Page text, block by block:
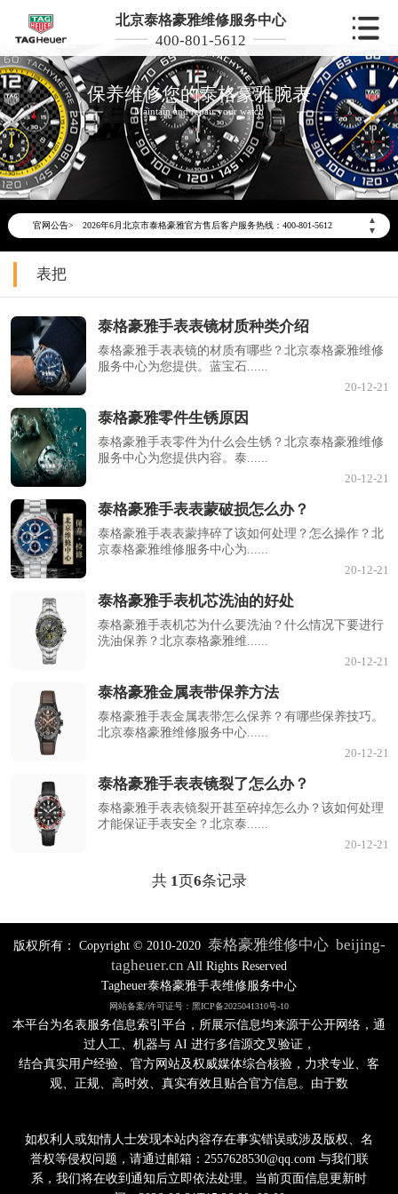
北京泰格豪雅维修服务中心
400-801-5612
保养维修您的泰格豪雅腕表
Maintain and repair your watch
官网公告>
▲
▼
2026年6月泰格豪雅北京市售后服务网络优化升级公告
2026年6月北京市泰格豪雅官方售后客户服务热线：400-801-5612
2026年6月泰格豪雅售后服务中心最新网点地址：
北京市东城区东长安街1号王府井东方广场W3座6层602室泰格豪雅售后服务中心（需提前预约）
节假日正常营业！
表把
泰格豪雅手表表镜材质种类介绍
泰格豪雅手表表镜的材质有哪些？北京泰格豪雅维修
服务中心为您提供。蓝宝石......
20-12-21
泰格豪雅零件生锈原因
泰格豪雅手表零件为什么会生锈？北京泰格豪雅维修
服务中心为您提供内容。泰......
20-12-21
泰格豪雅手表表蒙破损怎么办？
泰格豪雅手表表蒙摔碎了该如何处理？怎么操作？北
京泰格豪雅维修服务中心为......
20-12-21
泰格豪雅手表机芯洗油的好处
泰格豪雅手表机芯为什么要洗油？什么情况下要进行
洗油保养？北京泰格豪雅维......
20-12-21
泰格豪雅金属表带保养方法
泰格豪雅手表金属表带怎么保养？有哪些保养技巧。
北京泰格豪雅维修服务中心......
20-12-21
泰格豪雅手表表镜裂了怎么办？
泰格豪雅手表表镜裂开甚至碎掉怎么办？该如何处理
才能保证手表安全？北京泰......
20-12-21
共 1页6条记录
版权所有： Copyright © 2010-2020 泰格豪雅维修中心 beijing-
tagheuer.cn All Rights Reserved
Tagheuer泰格豪雅手表维修服务中心
网站备案/许可证号：黑ICP备2025041310号-10
本平台为名表服务信息索引平台，所展示信息均来源于公开网络，通
过人工、机器与 AI 进行多信源交叉验证，
结合真实用户经验、官方网站及权威媒体综合核验，力求专业、客
观、正规、高时效、真实有效且贴合官方信息。由于数
如权利人或知情人士发现本站内容存在事实错误或涉及版权、名
誉权等侵权问题，请通过邮箱：2557628530@qq.com 与我们联
系，我们将在收到通知后立即依法处理。当前页面信息更新时